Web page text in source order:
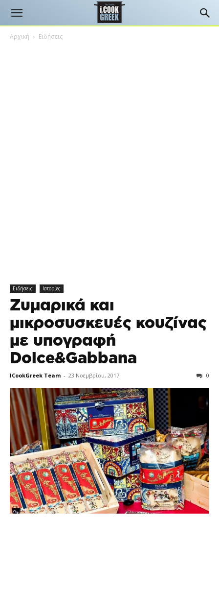
Αρχική Ειδήσεις
Ειδήσεις Ιστορίες
Ζυμαρικά και
μικροσυσκευές κουζίνας
με υπογραφή
Dolce&Gabbana
ICookGreek Team - 23 Νοεμβρίου, 2017 0